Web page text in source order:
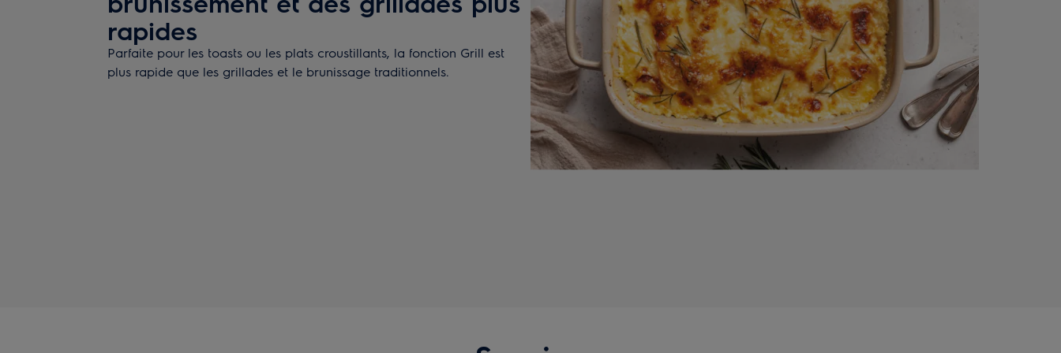
rapides
Parfaite pour les toasts ou les plats croustillants, la fonction Grill est
plus rapide que les grillades et le brunissage traditionnels.